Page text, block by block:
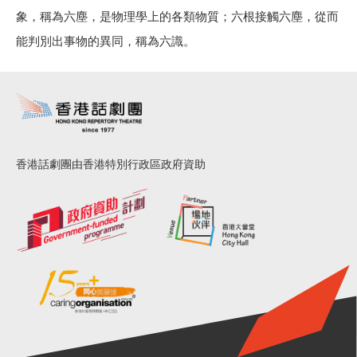
象，稱為六塵，是物理學上的各類物質；六根接觸六塵，從而
能判別出事物的異同，稱為六識。
香港話劇團由香港特別行政區政府資助